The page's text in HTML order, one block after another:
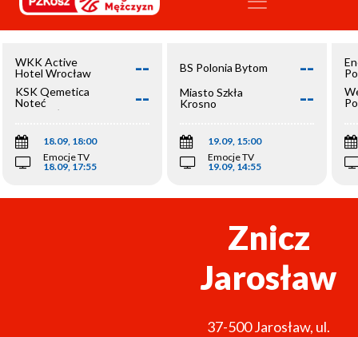
WKK Active
Hotel Wrocław
--
KSK Qemetica
Noteć
Inowrocław
--
18.09, 18:00
Emocje TV
18.09, 17:55
BS Polonia Bytom --
Miasto Szkła
Krosno
--
19.09, 15:00
Emocje TV
19.09, 14:55
Znicz
Jarosław
37-500Jarosław, ul.